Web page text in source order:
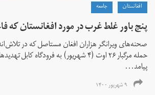
افغانستان جامعه
پنج باور غلط غرب در مورد افغانستان که
صحنه‌های ویرانگر هزاران افغان مستاصل که در
حمله مرگبار ۲۶ اوت (۴ شهریور) به فرودگاه
پیامد...
۹ شهریور ۱۴۰۰